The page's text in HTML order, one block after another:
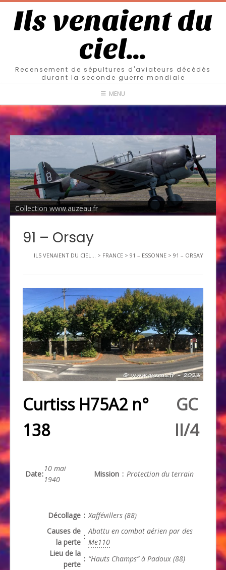
Ils venaient du
ciel…
Recensement de sépultures d'aviateurs décédés
durant la seconde guerre mondiale
MENU
Collection www.auzeau.fr
91 – Orsay
ILS VENAIENT DU CIEL... > FRANCE > 91 – ESSONNE > 91 – ORSAY
Curtiss H75A2 n°
138
GC
II/4
Date:
10 mai
1940
Mission : Protection du terrain
Décollage : Xaffévillers (88)
Causes de
la perte
:
Abattu en combat aérien par des
Me110
Lieu de la
perte
: “Hauts Champs” à Padoux (88)